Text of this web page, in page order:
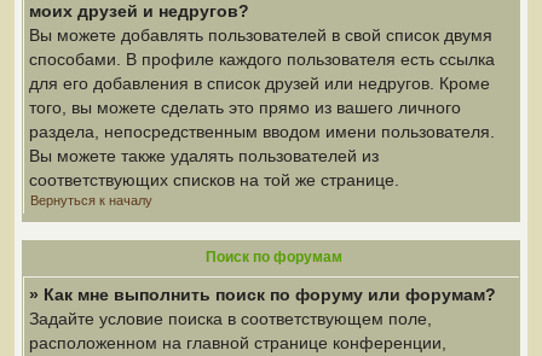
моих друзей и недругов?
Вы можете добавлять пользователей в свой список двумя
способами. В профиле каждого пользователя есть ссылка
для его добавления в список друзей или недругов. Кроме
того, вы можете сделать это прямо из вашего личного
раздела, непосредственным вводом имени пользователя.
Вы можете также удалять пользователей из
соответствующих списков на той же странице.
Вернуться к началу
Поиск по форумам
» Как мне выполнить поиск по форуму или форумам?
Задайте условие поиска в соответствующем поле,
расположенном на главной странице конференции,